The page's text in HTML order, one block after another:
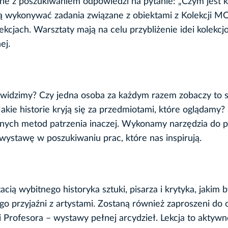
wykonywać zadania związane z obiektami z Kolekcji
Warsztaty mają na celu przybliżenie idei
Czy jedna osoba za każdym razem zobaczy to
historie kryją się za przedmiotami, które oglądamy?
metod patrzenia inaczej. Wykonamy narzędzia do
w poszukiwaniu prac, które nas inspirują.
wybitnego historyka sztuki, pisarza i krytyka, jakim
przyjaźni z artystami. Zostaną również zaproszeni do
– wystawy pełnej arcydzieł. Lekcja to